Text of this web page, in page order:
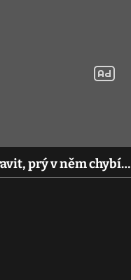
prý v něm chybí…